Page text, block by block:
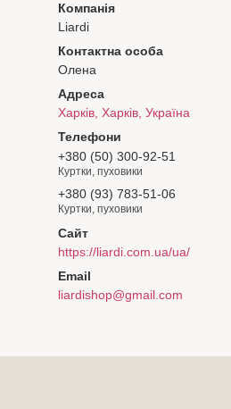
Liardi
Олена
Харків, Харків, Україна
+380 (50) 300-92-51
Куртки, пуховики
+380 (93) 783-51-06
Куртки, пуховики
https://liardi.com.ua/ua/
liardishop@gmail.com